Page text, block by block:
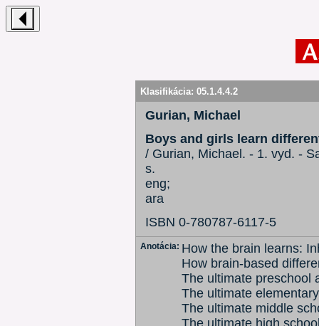
Klasifikácia: 05.1.4.4.2
Gurian, Michael
Boys and girls learn
/ Gurian, Michael. - 1. vyd. -
s.
eng;
ara
ISBN 0-780787-6117-5
Anotácia: How the brain learns:
How brain-based
The ultimate preschool
The ultimate
The ultimate middle
The ultimate high